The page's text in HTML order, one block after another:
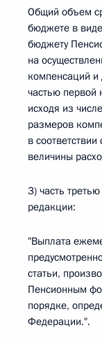
Общий объем
бюджете в
бюджету
на
компенсаций и
частью первой
исходя из
размеров
в
величины
3) часть
редакции:
"Выплата
статьи,
Пенсионным
порядке,
Федерации.".